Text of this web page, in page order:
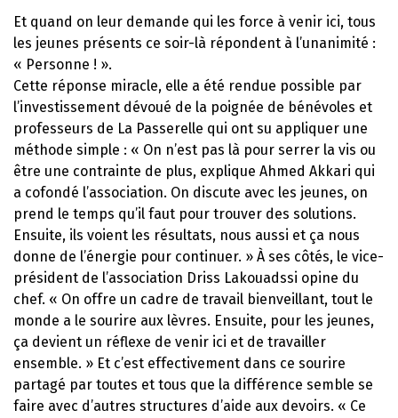
Et quand on leur demande qui les force à venir ici, tous
les jeunes présents ce soir-là répondent à l’unanimité :
« Personne ! ».
Cette réponse miracle, elle a été rendue possible par
l’investissement dévoué de la poignée de bénévoles et
professeurs de La Passerelle qui ont su appliquer une
méthode simple : « On n’est pas là pour serrer la vis ou
être une contrainte de plus, explique Ahmed Akkari qui
a cofondé l’association. On discute avec les jeunes, on
prend le temps qu’il faut pour trouver des solutions.
Ensuite, ils voient les résultats, nous aussi et ça nous
donne de l’énergie pour continuer. » À ses côtés, le vice-
président de l’association Driss Lakouadssi opine du
chef. « On offre un cadre de travail bienveillant, tout le
monde a le sourire aux lèvres. Ensuite, pour les jeunes,
ça devient un réflexe de venir ici et de travailler
ensemble. » Et c’est effectivement dans ce sourire
partagé par toutes et tous que la différence semble se
faire avec d’autres structures d’aide aux devoirs. « Ce